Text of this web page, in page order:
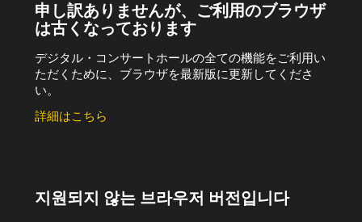
申し訳ありませんが、ご利用のブラウザ
は古くなっております
デジタル・コンサートホールの全ての機能をご利用い
ただくために、ブラウザを最新版に更新してくださ
い。
詳細はこちら
지원되지 않는 브라우저 버전입니다